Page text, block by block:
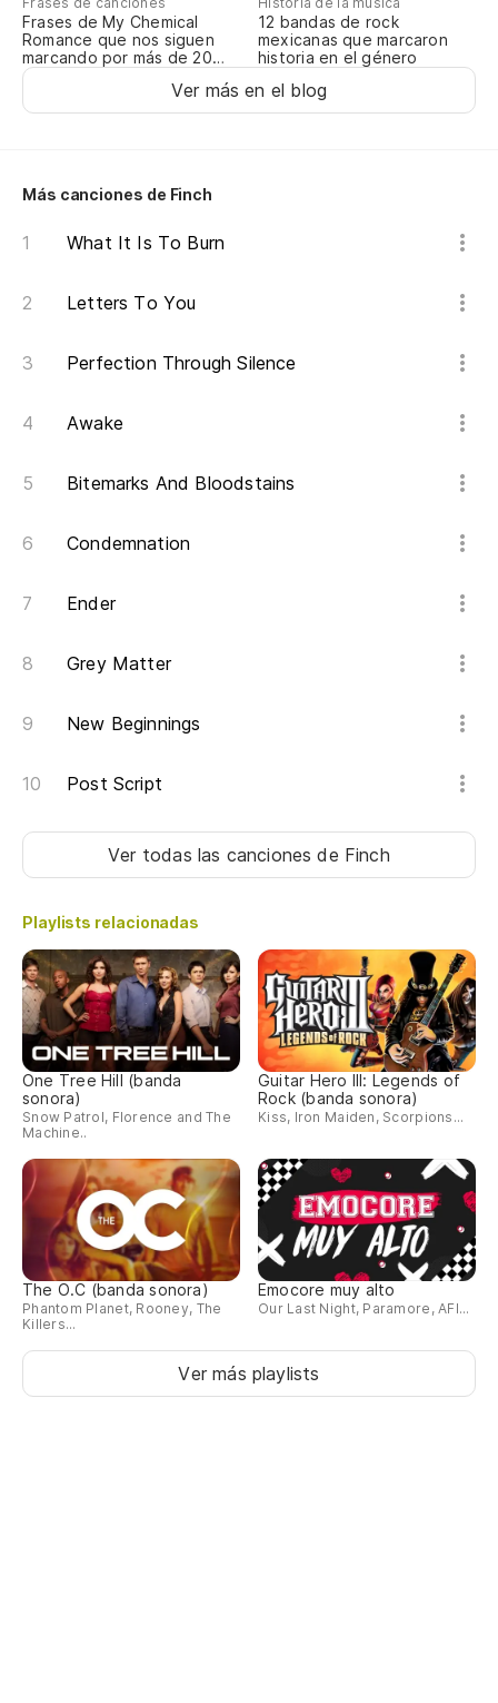
Frases de My Chemical
Romance que nos siguen
marcando por más de 20
años
12 bandas de rock
mexicanas que marcaron
historia en el género
Ver más en el blog
Más canciones de Finch
What It Is To Burn
Letters To You
Perfection Through Silence
Awake
Bitemarks And Bloodstains
Condemnation
Ender
Grey Matter
New Beginnings
Post Script
Ver todas las cancionesde Finch
Playlists relacionadas
One Tree Hill (banda
sonora)
Snow Patrol, Florence and The
Machine..
Guitar Hero III: Legends of
Rock (banda sonora)
Kiss, Iron Maiden, Scorpions...
The O.C (banda sonora)
Phantom Planet, Rooney, The
Killers...
Emocore muy alto
Our Last Night, Paramore, AFI...
Ver más playlists